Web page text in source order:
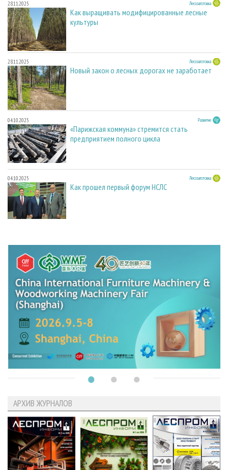
28.11.2025 Лесозаготовка
Как выращивать модифицированные лесные
культуры
28.11.2025 Лесозаготовка
Новый закон о лесных дорогах не заработает
04.10.2025 Развитие
«Парижская коммуна» стремится стать
предприятием полного цикла
04.10.2025 Лесозаготовка
Как прошел первый форум НСЛС
АРХИВ ЖУРНАЛОВ